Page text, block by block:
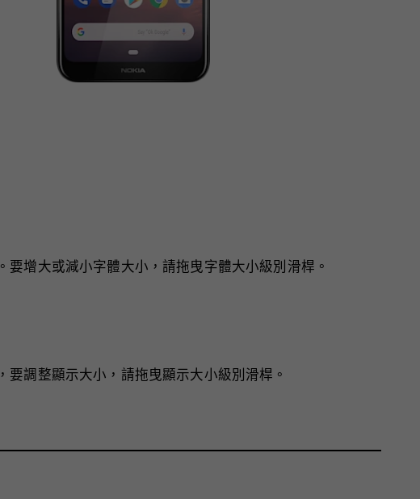
。要增大或減小字體大小，請拖曳字體大小級別滑桿。
，要調整顯示大小，請拖曳顯示大小級別滑桿。